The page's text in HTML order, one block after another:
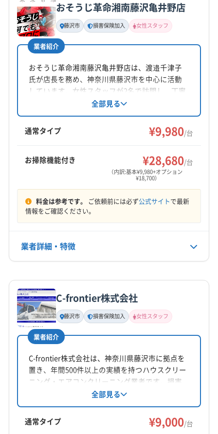
基本情報
代表者名
高石真至
所在地
神奈川県藤沢市天神町1丁目14-3 レジデンスS1 G
対応地域
伊勢原市
横浜市旭区
横浜市磯子区
横浜市栄区 横浜市戸塚区
横浜市港南区
横浜市瀬谷区
横浜市保土ケ谷区
鎌倉市
藤沢市
平塚市
中郡大磯町
定休日
不定休
非公開
おそうじ革命湘南藤沢亀井野店
藤沢市 損害保険加入 女性スタッフ
業者紹介
おそうじ革命湘南藤沢亀井野店は、渡邉千津子
氏が店長を務め、神奈川県藤沢市を中心に活動
しています。女性スタッフが2名で訪問し、丁寧
な作業を心がけています。エコ洗剤を使用し、
エアコン内部を高圧洗浄。土日祝日も対応可能
で、防カビ・抗菌コーティングも提供していま
す。損害保険加入済みです。
全部見る
通常タイプ ¥9,980/台
お掃除機能付き ¥28,680/台
（内訳:基本¥9,980+オプション
¥18,700）
料金は参考です。 ご依頼前には必ず公式サイトで最新
情報をご確認ください。
業者詳細・特徴
基本情報
代表者名
渡邉千津子
所在地
神奈川県藤沢市
対応地域
伊勢原市
横浜市旭区
横浜市磯子区
横浜市栄区 横浜市金沢区
横浜市戸塚区
横浜市港南区
横浜市神奈川区
C-frontier株式会社
藤沢市 損害保険加入 女性スタッフ
業者紹介
C-frontier株式会社は、神奈川県藤沢市に拠点を
置き、年間500件以上の実績を持つハウスクリー
ニング・エアコンクリーニング業者です。損害
保険加入済み。複数台割引、女性スタッフ同
行、夜間休日対応も可能です。基本料金9,000円/
台から。駐車場料金は会社負担です。丁寧な作
業と柔軟な対応が魅力です。
全部見る
通常タイプ ¥9,000/台